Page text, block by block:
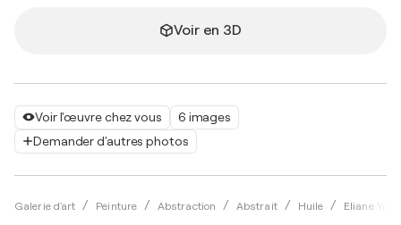
Voir l'œuvre chez vous
6 images
Demander d'autres photos
Galerie d'art Peinture Abstraction Abstrait Huile Eliane
Voir en 3D